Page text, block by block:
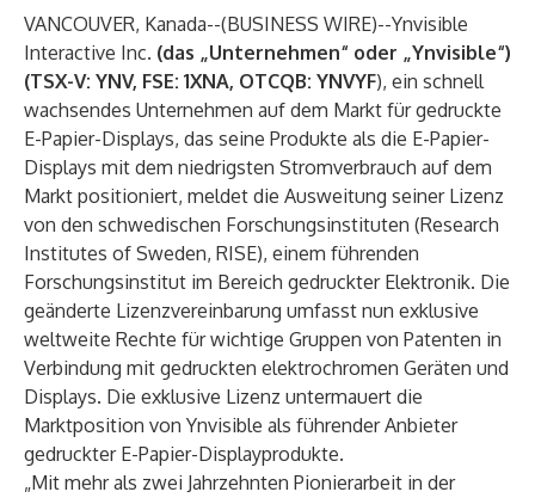
VANCOUVER, Kanada--(BUSINESS WIRE)--Ynvisible
Interactive Inc. (das „Unternehmen“ oder „Ynvisible“)
(TSX-V: YNV, FSE: 1XNA, OTCQB: YNVYF), ein schnell
wachsendes Unternehmen auf dem Markt für gedruckte
E-Papier-Displays, das seine Produkte als die E-Papier-
Displays mit dem niedrigsten Stromverbrauch auf dem
Markt positioniert, meldet die Ausweitung seiner Lizenz
von den schwedischen Forschungsinstituten (Research
Institutes of Sweden, RISE), einem führenden
Forschungsinstitut im Bereich gedruckter Elektronik. Die
geänderte Lizenzvereinbarung umfasst nun exklusive
weltweite Rechte für wichtige Gruppen von Patenten in
Verbindung mit gedruckten elektrochromen Geräten und
Displays. Die exklusive Lizenz untermauert die
Marktposition von Ynvisible als führender Anbieter
gedruckter E-Papier-Displayprodukte.
„Mit mehr als zwei Jahrzehnten Pionierarbeit in der